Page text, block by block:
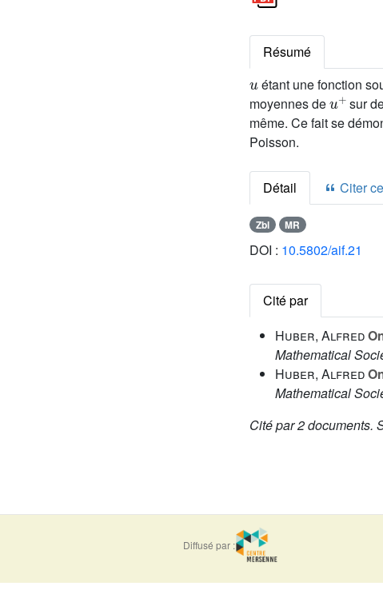
Résumé
u
étant une fonction
moyennes de
u+
sur
même. Ce fait se
Poisson.
Détail Citer
Zbl MR
DOI : 10.5802/aif.21
Cité par
Huber, Alfred
Mathematical
Huber, Alfred
Mathematical
Cité par2 documents.
Diffusé par :